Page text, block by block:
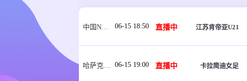
中国NBL U21 06-15 18:50 直播中 江苏肯帝亚U21
哈萨克女超 06-15 19:00 直播中 卡拉简迪女足